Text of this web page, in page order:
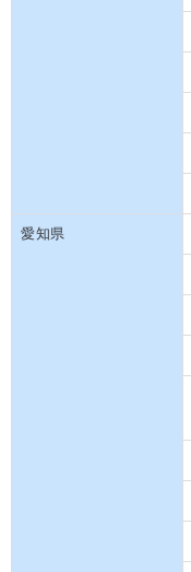
愛知県